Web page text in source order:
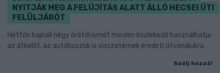
NYITJÁK MEG A FELÚJÍTÁS ALATT ÁLLÓ HECSEI ÚTI
FELÜLJÁRÓT
Hétfőn hajnali négy órától ismét minden közlekedő használhatja
az átkelőt, az autóbuszok is visszatérnek eredeti útvonalukra.
Szólj hozzá!